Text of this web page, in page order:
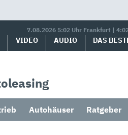
7.08.2026 5:02 Uhr Frankfurt |
VIDEO AUDIO DAS
Autohäuser Ratgeber